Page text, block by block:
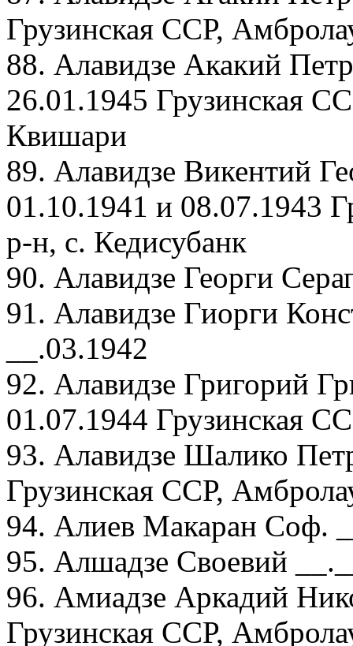
Грузинская ССР,
88. Алавидзе Акакий
26.01.1945 Грузинская
Квишари
89. Алавидзе Викентий
01.10.1941 и 08.07.1943
р-н, с. Кедисубанк
90. Алавидзе Георги
91. Алавидзе Гиорги
__.03.1942
92. Алавидзе Григорий
01.07.1944 Грузинская
93. Алавидзе Шалико
Грузинская ССР,
94. Алиев Макаран Соф.
95. Алшадзе Своевий
96. Амиадзе Аркадий
Грузинская ССР,